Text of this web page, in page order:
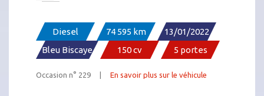
Diesel 74 595 km
13/01/2022
Bleu Biscaye
150 cv 5 portes
Occasion n° 229 | En savoir plus sur le véhicule